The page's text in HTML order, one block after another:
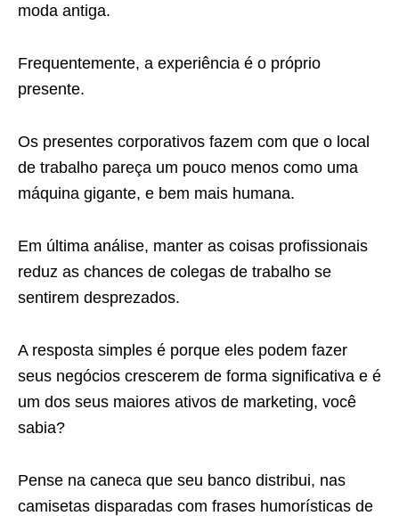
moda antiga.
Frequentemente, a experiência é o próprio
presente.
Os presentes corporativos fazem com que o local
de trabalho pareça um pouco menos como uma
máquina gigante, e bem mais humana.
Em última análise, manter as coisas profissionais
reduz as chances de colegas de trabalho se
sentirem desprezados.
A resposta simples é porque eles podem fazer
seus negócios crescerem de forma significativa e é
um dos seus maiores ativos de marketing, você
sabia?
Pense na caneca que seu banco distribui, nas
camisetas disparadas com frases humorísticas de